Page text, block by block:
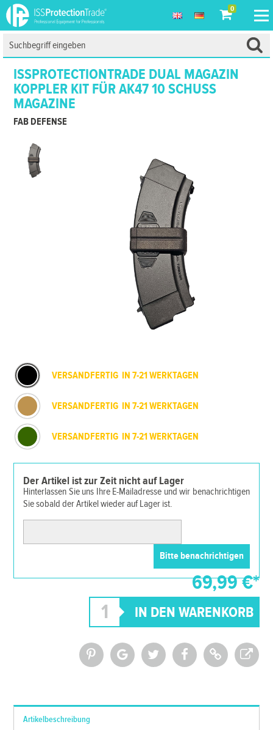
0
ISSPROTECTIONTRADE DUAL MAGAZIN
KOPPLER KIT FÜR AK47 10 SCHUSS
MAGAZINE
FAB DEFENSE
VERSANDFERTIG IN 7-21 WERKTAGEN
VERSANDFERTIG IN 7-21 WERKTAGEN
VERSANDFERTIG IN 7-21 WERKTAGEN
Der Artikel ist zur Zeit nicht auf Lager
Hinterlassen Sie uns Ihre E-Mailadresse und wir benachrichtigen
Sie sobald der Artikel wieder auf Lager ist.
69,99 €*
Artikelbeschreibung